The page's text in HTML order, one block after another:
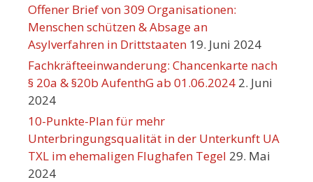
Offener Brief von 309 Organisationen:
Menschen schützen & Absage an
Asylverfahren in Drittstaaten 19. Juni 2024
Fachkräfteeinwanderung: Chancenkarte nach
§ 20a & §20b AufenthG ab 01.06.2024 2. Juni
2024
10-Punkte-Plan für mehr
Unterbringungsqualität in der Unterkunft UA
TXL im ehemaligen Flughafen Tegel 29. Mai
2024